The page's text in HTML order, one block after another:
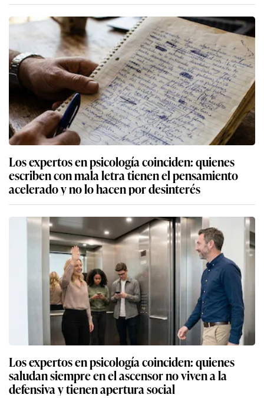
Los expertos en psicología coinciden: quienes
escriben con mala letra tienen el pensamiento
acelerado y no lo hacen por desinterés
Los expertos en psicología coinciden: quienes
saludan siempre en el ascensor no viven a la
defensiva y tienen apertura social